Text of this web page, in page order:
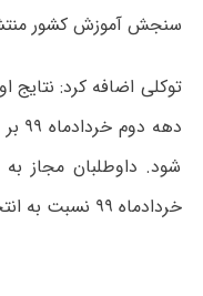
سنجش آموزش کشور
توکلی اضافه کرد: نتایج
شود. داوطلبان مجاز
خردادماه ۹۹ نسبت به انتخاب رشته اقدام کنند.